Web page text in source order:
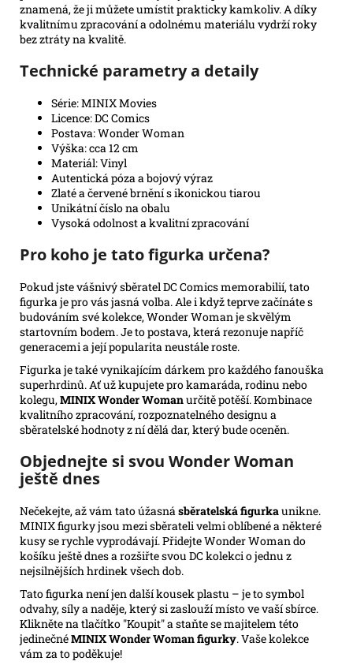
znamená, že ji můžete umístit prakticky kamkoliv. A díky
kvalitnímu zpracování a odolnému materiálu vydrží roky
bez ztráty na kvalitě.
Technické parametry a detaily
Série: MINIX Movies
Licence: DC Comics
Postava: Wonder Woman
Výška: cca 12 cm
Materiál: Vinyl
Autentická póza a bojový výraz
Zlaté a červené brnění s ikonickou tiarou
Unikátní číslo na obalu
Vysoká odolnost a kvalitní zpracování
Pro koho je tato figurka určena?
Pokud jste vášnivý sběratel DC Comics memorabilií, tato
figurka je pro vás jasná volba. Ale i když teprve začínáte s
budováním své kolekce, Wonder Woman je skvělým
startovním bodem. Je to postava, která rezonuje napříč
generacemi a její popularita neustále roste.
Figurka je také vynikajícím dárkem pro každého fanouška
superhrdinů. Ať už kupujete pro kamaráda, rodinu nebo
kolegu,MINIX Wonder Womanurčitě potěší. Kombinace
kvalitního zpracování, rozpoznatelného designu a
sběratelské hodnoty z ní dělá dar, který bude oceněn.
Objednejte si svou Wonder Woman
ještě dnes
Nečekejte, až vám tato úžasnásběratelská figurkaunikne.
MINIX figurky jsou mezi sběrateli velmi oblíbené a některé
kusy se rychle vyprodávají. Přidejte Wonder Woman do
košíku ještě dnes a rozšiřte svou DC kolekci o jednu z
nejsilnějších hrdinek všech dob.
Tato figurka není jen další kousek plastu – je to symbol
odvahy, síly a naděje, který si zaslouží místo ve vaší sbírce.
Klikněte na tlačítko "Koupit" a staňte se majitelem této
jedinečnéMINIX Wonder Woman figurky. Vaše kolekce
vám za to poděkuje!